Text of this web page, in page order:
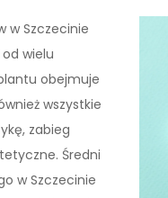
w Szczecinie
wielu
obejmuje
wszystkie
zabieg
Średni
w Szczecinie